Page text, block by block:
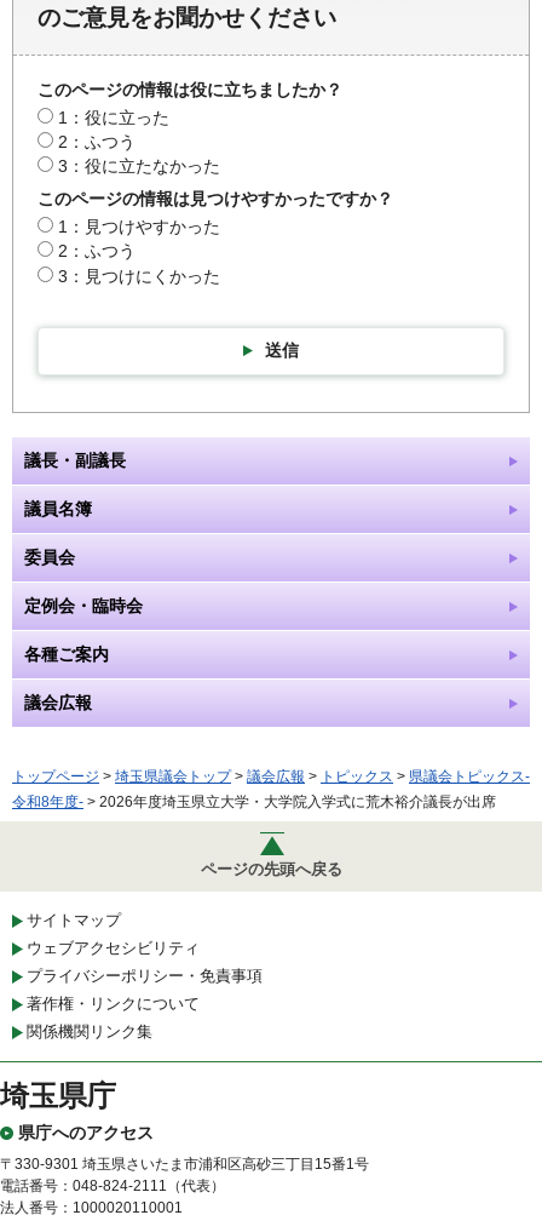
のご意見をお聞かせください
このページの情報は役に立ちましたか？
1：役に立った
2：ふつう
3：役に立たなかった
このページの情報は見つけやすかったですか？
1：見つけやすかった
2：ふつう
3：見つけにくかった
送信
議長・副議長
議員名簿
委員会
定例会・臨時会
各種ご案内
議会広報
トップページ > 埼玉県議会トップ> 議会広報 > トピックス > 県議会トピックス-
令和8年度- > 2026年度埼玉県立大学・大学院入学式に荒木裕介議長が出席
ページの先頭へ戻る
サイトマップ
ウェブアクセシビリティ
プライバシーポリシー・免責事項
著作権・リンクについて
関係機関リンク集
埼玉県庁
県庁へのアクセス
〒330-9301 埼玉県さいたま市浦和区高砂三丁目15番1号
電話番号：048-824-2111（代表）
法人番号：1000020110001